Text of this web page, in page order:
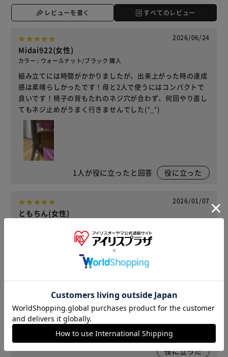
レビューを書く すべてのレビュー
2026/06/24
Midai922(女性)
カラー : ウォールナット/ブラック 購入
組み立てには時間がかかりましたが、出来上がった時の達成
感は素晴らしかったです！母と2人で使うにはコンパクトで
良いです！椅子の背もたれのネジ穴が合わず、何回やり直し
てもネジ止めがうまく行きませんでした(°_°)
1 人が役に立ったと回答 役に立った
2026/01/07
ともちん(女性)
使いやすくてとても良い
2025/09/19
いづんちゃん(女性)
カラー : ナチュラル/ブラック 購入
組み立ては大変でしたがデザインは素敵なので良しとしま
役に立った